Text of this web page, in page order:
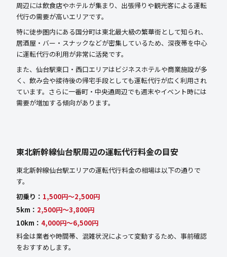
周辺には飲食店やホテルが集まり、出張帰りや観光客による運転
代行の需要が高いエリアです。
特に徒歩圏内にある国分町は東北最大級の繁華街として知られ、
居酒屋・バー・スナックなどが密集しているため、深夜帯を中心
に運転代行の利用が非常に活発です。
また、仙台駅東口・西口エリアはビジネスホテルや商業施設が多
く、飲み会や接待後の帰宅手段としても運転代行が広く利用され
ています。さらに一番町・中央通周辺でも週末やイベント時には
需要が増加する傾向があります。
東北新幹線仙台駅周辺の運転代行料金の目安
東北新幹線仙台駅エリアの運転代行料金の相場は以下の通りで
す。
初乗り： 1,500円〜2,500円
5km： 2,500円〜3,800円
10km： 4,000円〜6,500円
料金は業者や時間帯、混雑状況によって変動するため、事前確認
をおすすめします。